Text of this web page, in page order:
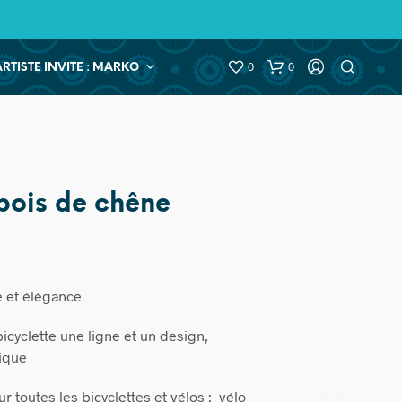
INVITE : MARKO 0 0
de chêne
et élégance
une ligne et un design,
toutes les bicyclettes et vélos : vélo